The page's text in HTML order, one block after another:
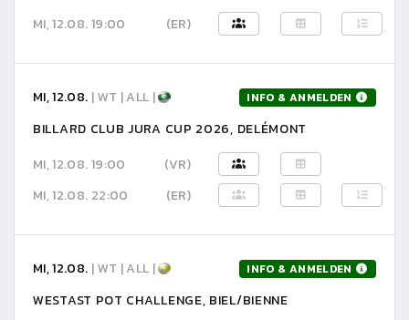
MI, 12.08. 19:00
(ER)
MI, 12.08. | WT | ALL | INFO & ANMELDEN
BILLARD CLUB JURA CUP 2026, DELÉMONT
MI, 12.08. 19:00
(VR)
MI, 12.08. 22:00
(ER)
MI, 12.08. | WT | ALL | INFO & ANMELDEN
WESTAST POT CHALLENGE, BIEL/BIENNE